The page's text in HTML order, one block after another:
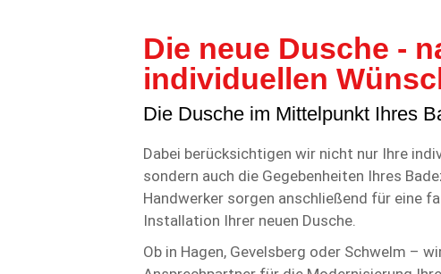
Die neue Dusche -
individuellen
Die Dusche im Mittelpunkt Ihres
Dabei berücksichtigen wir nicht nur Ihre
sondern auch die Gegebenheiten Ihres
Handwerker sorgen anschließend für eine
Installation Ihrer neuen Dusche.
Ob in Hagen, Gevelsberg oder Schwelm –